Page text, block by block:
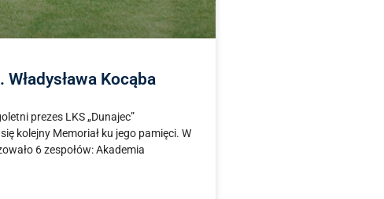
Kocąba
prezes LKS „Dunajec”
kolejny Memoriał ku jego pamięci. W
6 zespołów: Akademia